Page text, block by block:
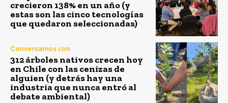
crecieron 138% en un año (y
estas son las cinco tecnologías
que quedaron seleccionadas)
Conversamos con
312 árboles nativos crecen hoy
en Chile con las cenizas de
alguien (y detrás hay una
industria que nunca entró al
debate ambiental)